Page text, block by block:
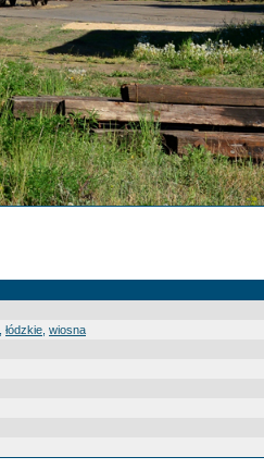
łódzkie wiosna